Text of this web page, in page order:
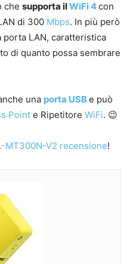
che supporta ilWiFi 4con
di 300 Mbps. In più però
porta LAN, caratteristica
di quanto possa sembrare
una porta USBe può
Point e Ripetitore WiFi. 😉
MT300N-V2 recensione!